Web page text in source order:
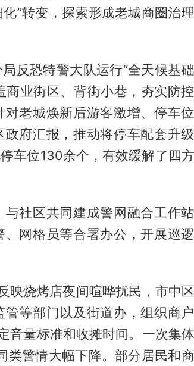
”转变，探索形成老城商圈治
反恐特警大队运行“全天候基
商业街区、背街小巷，夯实防
老城焕新后游客激增、停车
府汇报，推动将停车配套升
车位130余个，有效缓解了四
社区共同建成警网融合工作站
网格员等合署办公，开展巡
映烧烤店夜间喧哗扰民，市中
等部门以及街道办，组织商
音量标准和收摊时间。一次集
类警情大幅下降。部分居民和